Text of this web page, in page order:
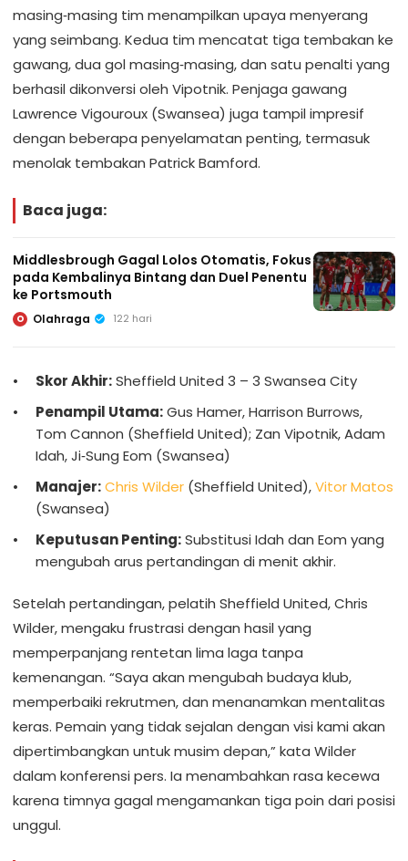
masing‑masing tim menampilkan upaya menyerang
yang seimbang. Kedua tim mencatat tiga tembakan ke
gawang, dua gol masing‑masing, dan satu penalti yang
berhasil dikonversi oleh Vipotnik. Penjaga gawang
Lawrence Vigouroux (Swansea) juga tampil impresif
dengan beberapa penyelamatan penting, termasuk
menolak tembakan Patrick Bamford.
Baca juga:
Middlesbrough Gagal Lolos Otomatis, Fokus
pada Kembalinya Bintang dan Duel Penentu
ke Portsmouth
O Olahraga 122 hari
Skor Akhir:Sheffield United 3 – 3 Swansea City
Penampil Utama:Gus Hamer, Harrison Burrows,
Tom Cannon (Sheffield United); Zan Vipotnik, Adam
Idah, Ji‑Sung Eom (Swansea)
Manajer:Chris Wilder (Sheffield United),Vitor Matos
(Swansea)
Keputusan Penting:Substitusi Idah dan Eom yang
mengubah arus pertandingan di menit akhir.
Setelah pertandingan, pelatih Sheffield United, Chris
Wilder, mengaku frustrasi dengan hasil yang
memperpanjang rentetan lima laga tanpa
kemenangan. “Saya akan mengubah budaya klub,
memperbaiki rekrutmen, dan menanamkan mentalitas
keras. Pemain yang tidak sejalan dengan visi kami akan
dipertimbangkan untuk musim depan,” kata Wilder
dalam konferensi pers. Ia menambahkan rasa kecewa
karena timnya gagal mengamankan tiga poin dari posisi
unggul.